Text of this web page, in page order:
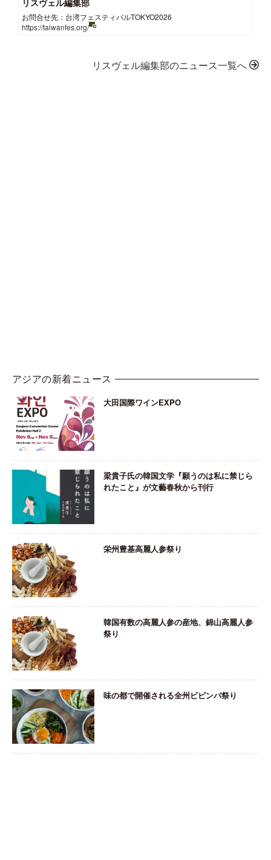
お問合せ先：台湾フェスティバルTOKYO2026
https://taiwanfes.org/
リスヴェル編集部のニュース一覧へ
アジアの新着ニュース
大田国際ワインEXPO
梁貴子氏の韓国文学『願うのは私に禁じら
れたこと』が文藝春秋から刊行
栄州豊基高麗人参祭り
韓国有数の高麗人参の産地、錦山高麗人参
祭り
味の都で開催される全州ビビンバ祭り